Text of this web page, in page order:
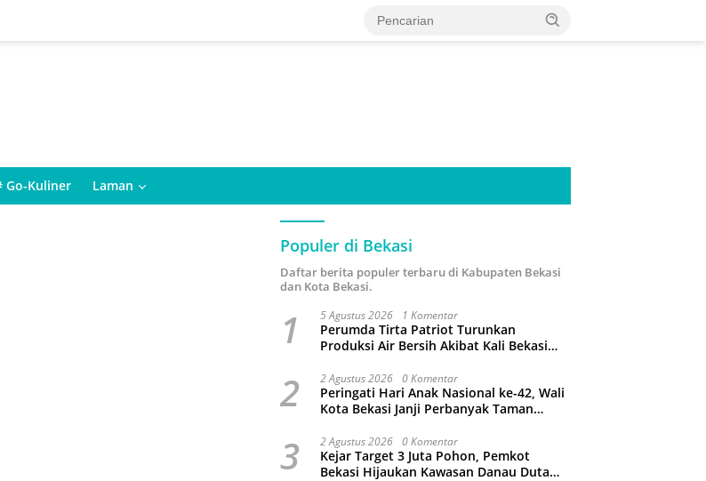
Go-Kuliner Laman
Populer di Bekasi
Daftar berita populer terbaru di Kabupaten Bekasi
dan Kota Bekasi.
1 5 Agustus 2026 1 Komentar
Perumda Tirta Patriot Turunkan
Produksi Air Bersih Akibat Kali Bekasi
2 2 Agustus 2026 0 Komentar
Peringati Hari Anak Nasional ke-42, Wali
Kota Bekasi Janji Perbanyak Taman
3 2 Agustus 2026 0 Komentar
Kejar Target 3 Juta Pohon, Pemkot
Bekasi Hijaukan Kawasan Danau Duta